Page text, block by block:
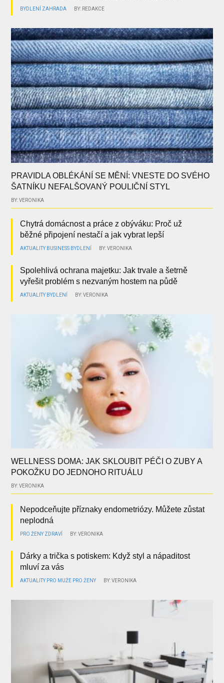
BYDLENÍ ZAHRADA BY: REDAKCE
PRAVIDLA OBLÉKÁNÍ SE MĚNÍ: VNESTE DO SVÉHO
ŠATNÍKU NEFALŠOVANÝ POULIČNÍ STYL
BY: VERONIKA
Chytrá domácnost a práce z obýváku: Proč už
běžné připojení nestačí a jak vybrat lepší
AKTUALITY BUSINESS BYDLENÍ BY: VERONIKA
Spolehlivá ochrana majetku: Jak trvale a šetrně
vyřešit problém s nezvaným hostem na půdě
AKTUALITY BYDLENÍ BY: VERONIKA
WELLNESS DOMA: JAK SKLOUBIT PÉČI O ZUBY A
POKOŽKU DO JEDNOHO RITUÁLU
BY: VERONIKA
Nepodceňujte příznaky endometriózy. Můžete zůstat
neplodná
PRO ŽENY ZDRAVÍ BY: VERONIKA
Dárky a trička s potiskem: Když styl a nápaditost
mluví za vás
AKTUALITY PRO MUŽE PRO ŽENY BY: VERONIKA